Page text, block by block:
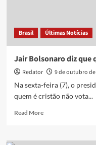
cristão’
Brasil Últimas Notícias
Jair Bolsonaro diz que
Redator 9 de outubro de
Na sexta-feira (7), o
quem é cristão não vota...
Read MoreRead
Jair